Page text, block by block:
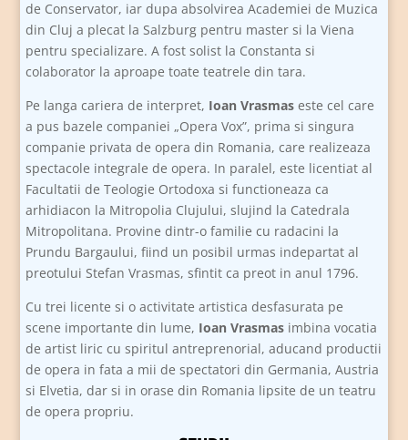
de Conservator, iar dupa absolvirea Academiei de Muzica
din Cluj a plecat la Salzburg pentru master si la Viena
pentru specializare. A fost solist la Constanta si
colaborator la aproape toate teatrele din tara.
Pe langa cariera de interpret, Ioan Vrasmas este cel care
a pus bazele companiei „Opera Vox”, prima si singura
companie privata de opera din Romania, care realizeaza
spectacole integrale de opera. In paralel, este licentiat al
Facultatii de Teologie Ortodoxa si functioneaza ca
arhidiacon la Mitropolia Clujului, slujind la Catedrala
Mitropolitana. Provine dintr-o familie cu radacini la
Prundu Bargaului, fiind un posibil urmas indepartat al
preotului Stefan Vrasmas, sfintit ca preot in anul 1796.
Cu trei licente si o activitate artistica desfasurata pe
scene importante din lume, Ioan Vrasmas imbina vocatia
de artist liric cu spiritul antreprenorial, aducand productii
de opera in fata a mii de spectatori din Germania, Austria
si Elvetia, dar si in orase din Romania lipsite de un teatru
de opera propriu.